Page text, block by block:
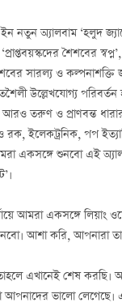
নতুন অ্যালবাম ‘হলুদ
শৈশবের
সারল্য ও কল্পনাশক্তি
উল্লেখযোগ্য
আরও তরুণ ও প্রাণবন্ত
রক, ইলেকট্রনিক, পপ
একসঙ্গে শুনবো এই
আমরা একসঙ্গে লিয়াং
আশা করি, আপনারা
এখানেই শেষ করছি।
আপনাদের ভালো লেগেছে।